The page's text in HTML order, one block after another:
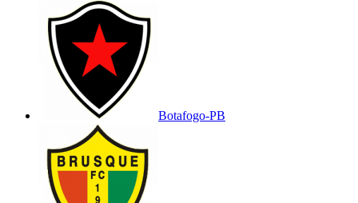
Botafogo-PB